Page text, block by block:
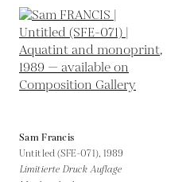
Sam Francis
Untitled (SFE-071), 1989
Limitierte Druck Auflage